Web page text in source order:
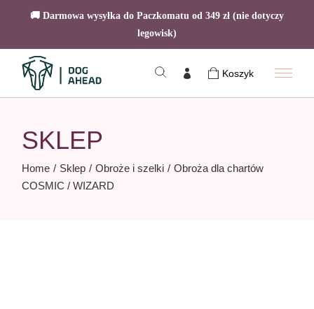
🚚 Darmowa wysyłka do Paczkomatu od 349 zł (nie dotyczy
legowisk)
content
Koszyk
SKLEP
Home Sklep Obroże i szelki
Obroża dla chartów
COSMIC / WIZARD